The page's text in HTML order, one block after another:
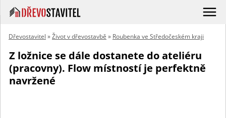
Dřevostavitel »Život v dřevostavbě » Roubenka ve Středočeském kraji
Z ložnice se dále dostanete do ateliéru
(pracovny). Flow místností je perfektně
navržené